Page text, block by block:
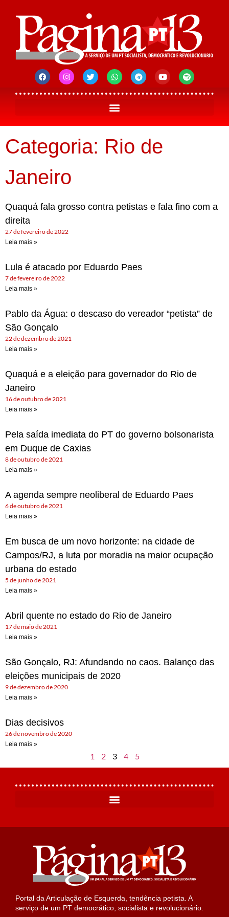
Categoria: Rio de
Janeiro
Quaquá fala grosso contra petistas e fala fino com a
direita
27 de fevereiro de 2022
Leia mais »
Lula é atacado por Eduardo Paes
7 de fevereiro de 2022
Leia mais »
Pablo da Água: o descaso do vereador “petista” de
São Gonçalo
22 de dezembro de 2021
Leia mais »
Quaquá e a eleição para governador do Rio de
Janeiro
16 de outubro de 2021
Leia mais »
Pela saída imediata do PT do governo bolsonarista
em Duque de Caxias
8 de outubro de 2021
Leia mais »
A agenda sempre neoliberal de Eduardo Paes
6 de outubro de 2021
Leia mais »
Em busca de um novo horizonte: na cidade de
Campos/RJ, a luta por moradia na maior ocupação
urbana do estado
5 de junho de 2021
Leia mais »
Abril quente no estado do Rio de Janeiro
17 de maio de 2021
Leia mais »
São Gonçalo, RJ: Afundando no caos. Balanço das
eleições municipais de 2020
9 de dezembro de 2020
Leia mais »
Dias decisivos
26 de novembro de 2020
Leia mais »
1 2 3 4 5
Portal da Articulação de Esquerda, tendência petista. A
serviço de um PT democrático, socialista e revolucionário.